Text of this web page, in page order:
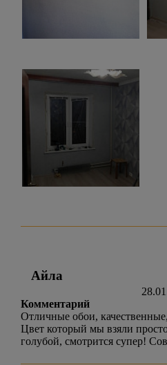
Айла
Комментарий
Отличные обои,
Цвет который мы взяли
голубой, смотрится супер!